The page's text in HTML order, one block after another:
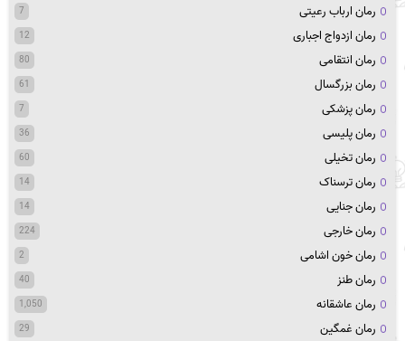
رمان ارباب رعیتی 7
رمان ازدواج اجباری 12
رمان انتقامی 80
رمان بزرگسال 61
رمان پزشکی 7
رمان پلیسی 36
رمان تخیلی 60
رمان ترسناک 14
رمان جنایی 14
رمان خارجی 224
رمان خون اشامی 2
رمان طنز 40
رمان عاشقانه 1,050
رمان غمگین 29